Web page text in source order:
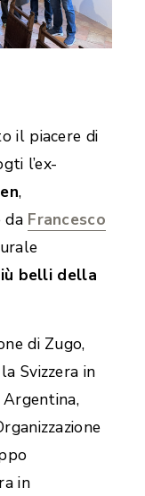
il piacere di
l’ex-
,
da Francesco
belli della
di Zugo,
Svizzera in
Argentina,
in